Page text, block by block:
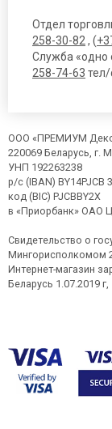
Отдел
258-30-82 , (
Служба «одно
258-74-63
ООО «ПРЕМИУМ
220069 Беларусь, г.
УНП 192263238
р/с (IBAN) BY14PJCB
код (BIC) PJCBBY2X
в «Приорбанк» ОАО
Свидетельство о
Мингорисполкомом
Интернет-магазин
Беларусь 1.07.2019